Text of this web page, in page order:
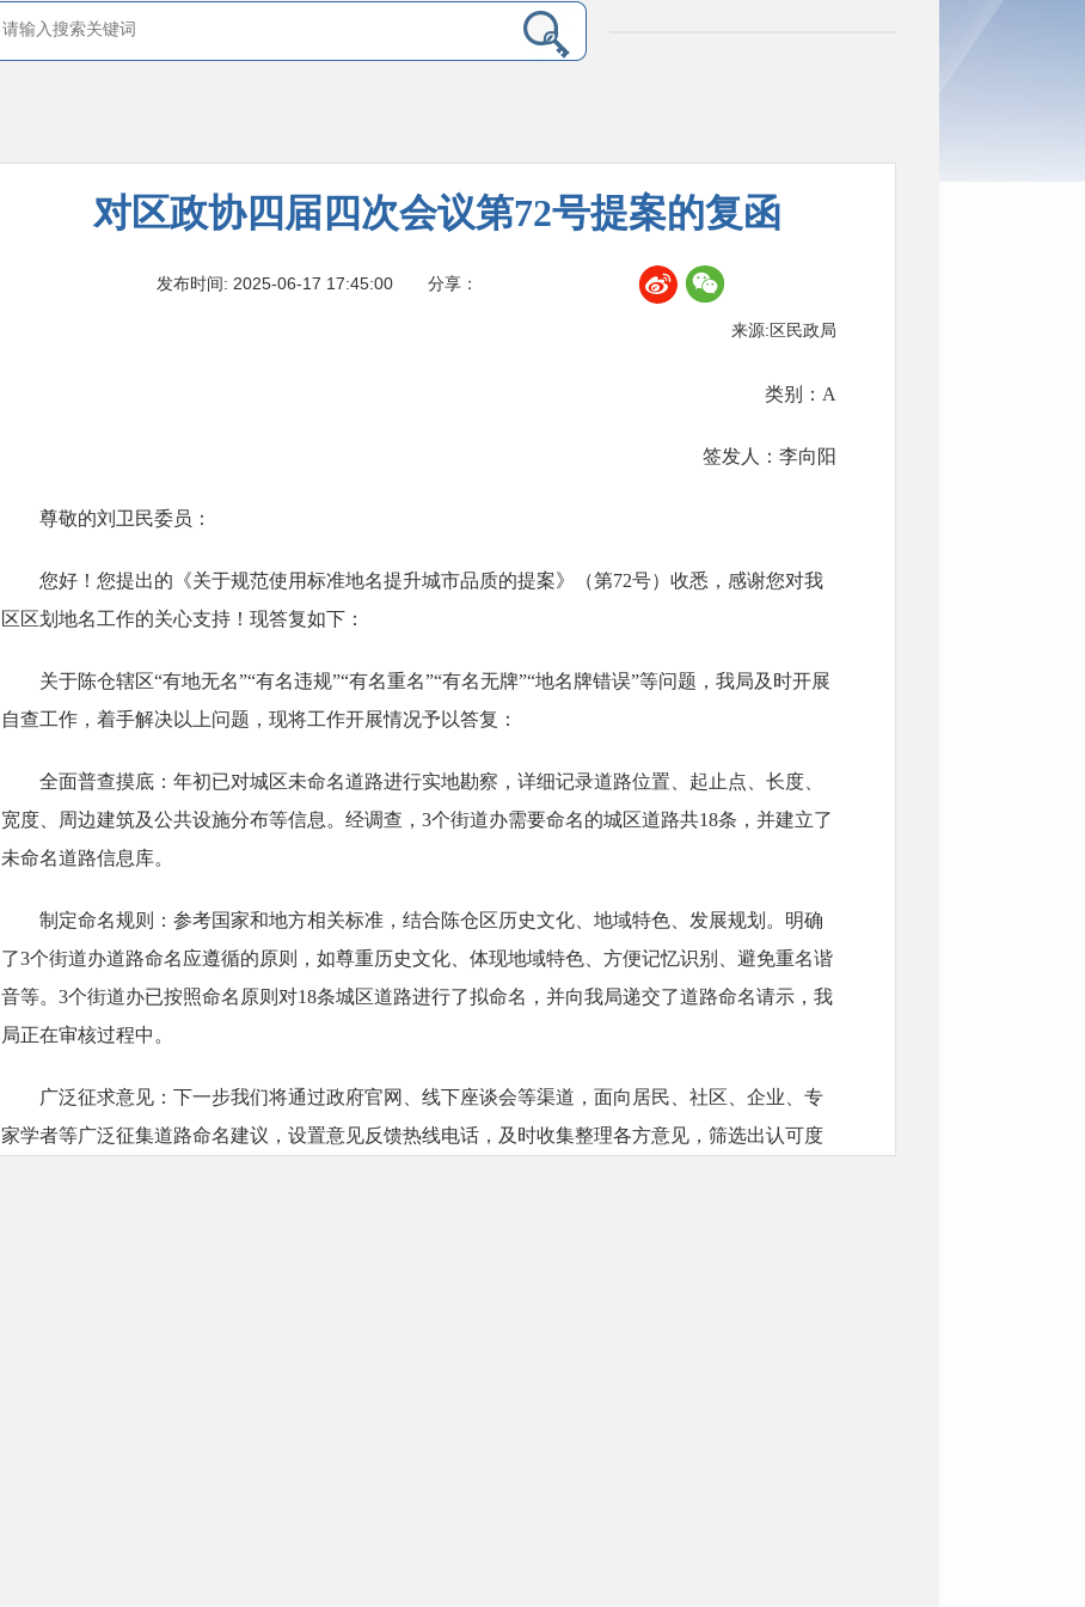
对区政协四届四次会议第72号提案的复函
发布时间: 2025-06-17 17:45:00 分享：
来源:区民政局
类别：A
签发人：李向阳
尊敬的刘卫民委员：
您好！您提出的《关于规范使用标准地名提升城市品质的提案》（第72号）收悉，感谢您对我
区区划地名工作的关心支持！现答复如下：
关于陈仓辖区“有地无名”“有名违规”“有名重名”“有名无牌”“地名牌错误”等问题，我局及时开展
自查工作，着手解决以上问题，现将工作开展情况予以答复：
全面普查摸底：年初已对城区未命名道路进行实地勘察，详细记录道路位置、起止点、长度、
宽度、周边建筑及公共设施分布等信息。经调查，3个街道办需要命名的城区道路共18条，并建立了
未命名道路信息库。
制定命名规则：参考国家和地方相关标准，结合陈仓区历史文化、地域特色、发展规划。明确
了3个街道办道路命名应遵循的原则，如尊重历史文化、体现地域特色、方便记忆识别、避免重名谐
音等。3个街道办已按照命名原则对18条城区道路进行了拟命名，并向我局递交了道路命名请示，我
局正在审核过程中。
广泛征求意见：下一步我们将通过政府官网、线下座谈会等渠道，面向居民、社区、企业、专
家学者等广泛征集道路命名建议，设置意见反馈热线电话，及时收集整理各方意见，筛选出认可度